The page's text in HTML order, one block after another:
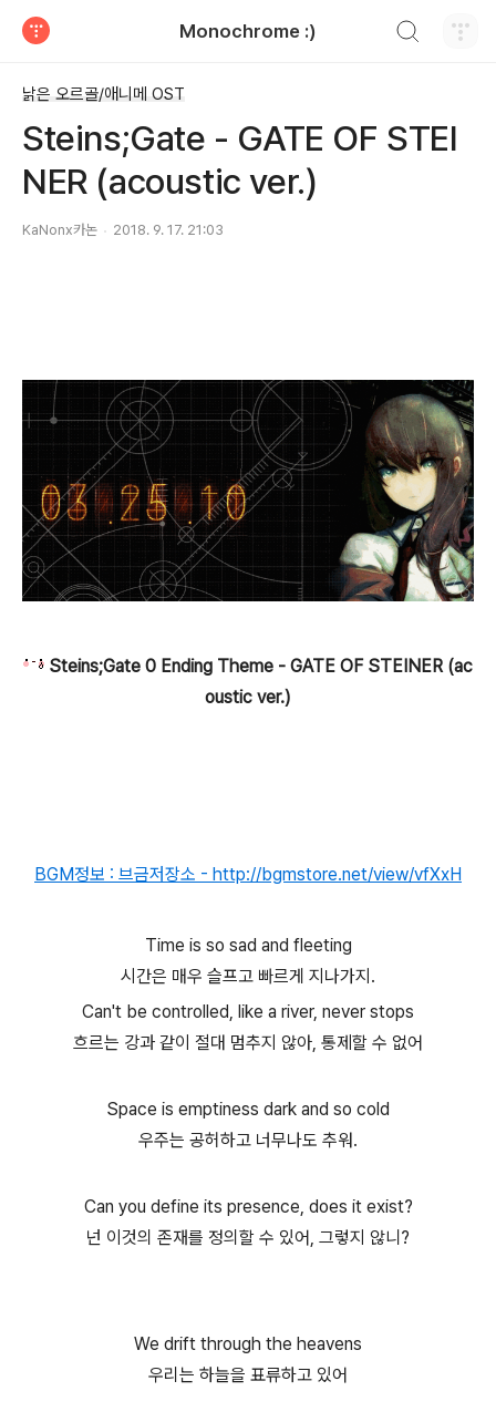
Monochrome :)
낡은 오르골/애니메 OST
Steins;Gate - GATE OF STEI
NER (acoustic ver.)
KaNonx카논 2018. 9. 17. 21:03
Steins;Gate 0 Ending Theme - GATE OF STEINER (ac
oustic ver.)
BGM정보 : 브금저장소 - http://bgmstore.net/view/vfXxH
Time is so sad and fleeting
시간은 매우 슬프고 빠르게 지나가지.
Can't be controlled, like a river, never stops
흐르는 강과 같이 절대 멈추지 않아, 통제할 수 없어
Space is emptiness dark and so cold
우주는 공허하고 너무나도 추워.
Can you define its presence, does it exist?
넌 이것의 존재를 정의할 수 있어, 그렇지 않니?
We drift through the heavens
우리는 하늘을 표류하고 있어